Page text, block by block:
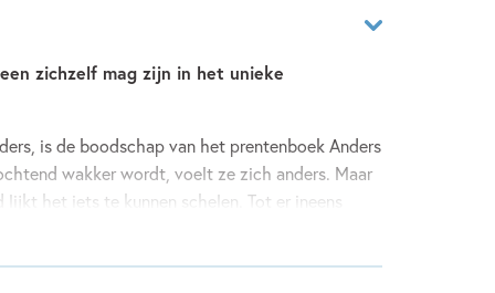
zichzelf mag zijn in het unieke
is de boodschap van het prentenboek Anders
wakker wordt, voelt ze zich anders. Maar
lijkt het iets te kunnen schelen. Tot er ineens